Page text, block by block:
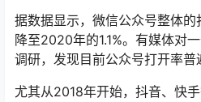
据数据显示，微信公众号整体
降至2020年的1.1%。有媒体对
调研，发现目前公众号打开率普
尤其从2018年开始，抖音、快